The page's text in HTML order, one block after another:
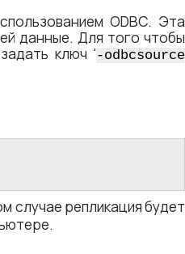
ODBC. Эта
данные. Для того чтобы
ключ '-odbcsource
случае репликация будет